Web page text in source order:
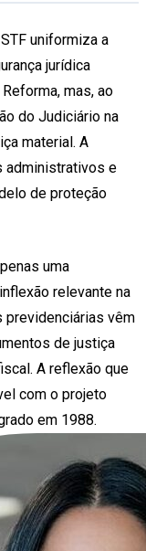
uniformiza a
jurídica
mas, ao
do Judiciário na
material. A
administrativos e
de proteção
uma
relevante na
previdenciárias vêm
de justiça
A reflexão que
com o projeto
em 1988.